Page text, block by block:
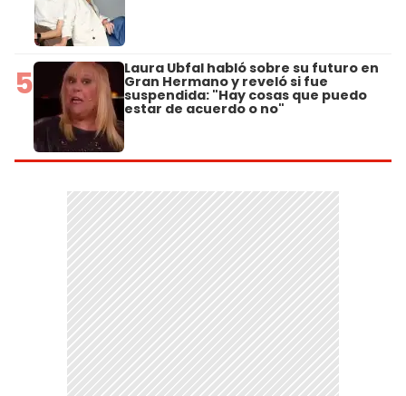
5 Laura Ubfal habló sobre su futuro en
Gran Hermano y reveló si fue
suspendida: "Hay cosas que puedo
estar de acuerdo o no"